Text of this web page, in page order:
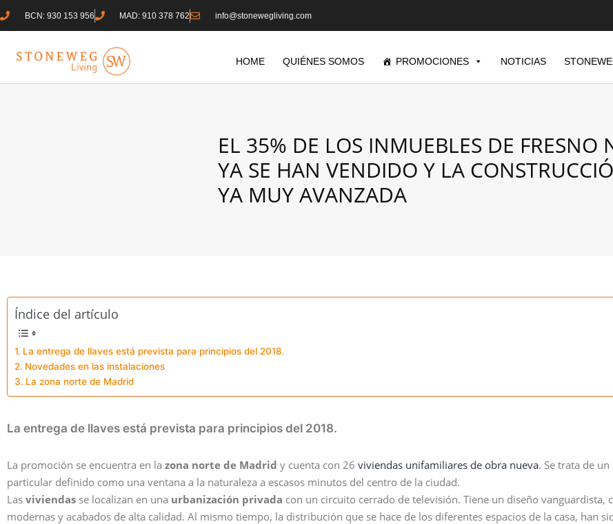
BCN: 930 153 956 MAD: 910 378 762 info@stonewegliving.com
HOME QUIÉNES SOMOS PROMOCIONES NOTICIAS
EL 35% DE LOS INMUEBLES DE FRESNO
YA SE HAN VENDIDO Y LA
YA MUY AVANZADA
Índice del artículo
La entrega de llaves está prevista para principios del 2018.
Novedades en las instalaciones
La zona norte de Madrid
La entrega de llaves está prevista para principios del 2018.
La promoción se encuentra en la zona norte de Madrid y cuenta con 26 viviendas unifamiliares de obra nueva. Se trata de un
particular definido como una ventana a la naturaleza a escasos minutos del centro de la ciudad.
Las viviendas se localizan en una urbanización privada con un circuito cerrado de televisión. Tiene un diseño vanguardista,
modernas y acabados de alta calidad. Al mismo tiempo, la distribución que se hace de los diferentes espacios de la casa, han